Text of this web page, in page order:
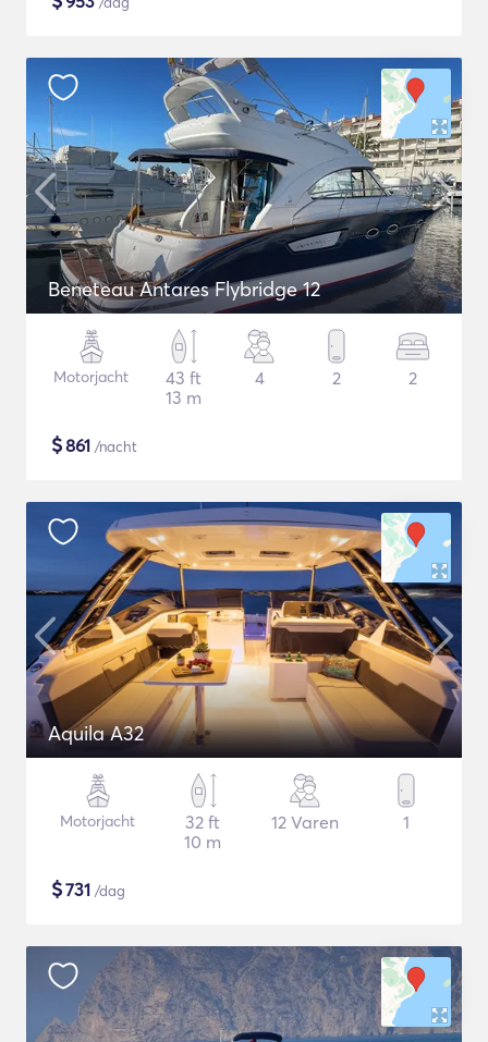
Beneteau Antares Flybridge 12
Motorjacht
43 ft
13 m
4 2 2
$861 /nacht
Aquila A32
Motorjacht
32 ft
10 m
12 Varen 1
$731 /dag